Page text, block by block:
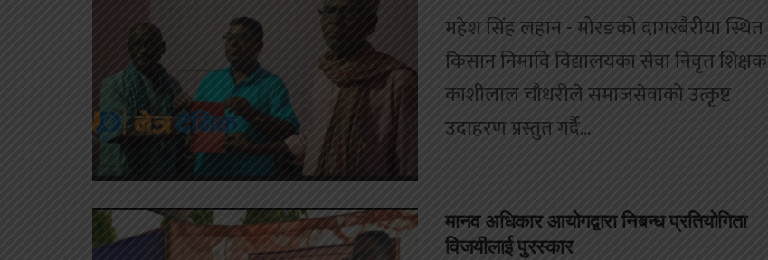
महेश सिंह लहान - मोरङको दागरबैरीया स्थित
किसान निमावि विद्यालयका सेवा निवृत्त शिक्षक
काशीलाल चौधरीले समाजसेवाको उत्कृष्ट
उदाहरण प्रस्तुत गर्दै...
मानव अधिकार आयोगद्वारा निबन्ध प्रतियोगिता
विजयीलाई पुरस्कार